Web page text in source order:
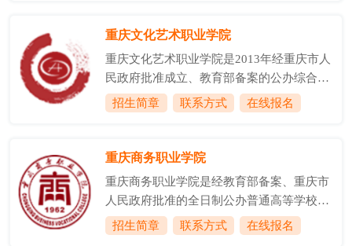
业5个(建筑学土木工程、...
发、实训基地以及完善的教学设施设备，秉
&quot;的宗旨;坚持“服务育人、创新继教”的
终身教育理念;坚持&quot;依托行业、面向社
会、广开门路、合作办学&quot;的思路;坚持
理与服务并重，品牌与效益...
重庆文化艺术职业学院
重庆文化艺术职业学院是2013年经重庆市人
民政府批准成立、教育部备案的公办综合性
高等艺术职业学院。学院的成立填补了重庆
艺术类高职院校设置空白。学院办学基础为
一、汪子涵、朱晓渔、周莉、刘靓靓、王弋
双馨并获得国务院特殊津贴的青年艺术家陈
涛，学校被誉为“艺术家的摇篮”。学生在金
马奖、金K奖、IBM国际魔术大赛、国际标
招生简章 联系方式 在线报名
重庆商务职业学院
重庆商务职业学院是经教育部备案、重庆市
人民政府批准的全日制公办普通高等学校，
隶属于重庆市商业委员会。学院50余年的办
学历史积淀了深厚的商务文化底蕴，为重庆
招生简章 联系方式 在线报名